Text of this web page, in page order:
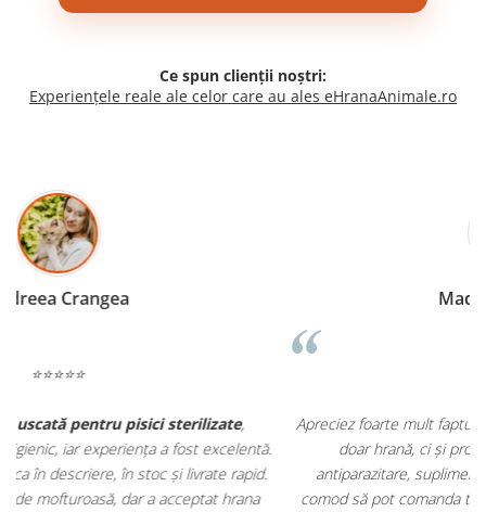
Ce spun clienții noștri:
Experiențele reale ale celor care au ales eHranaAnimale.ro
Apreciez foarte mult faptul că pe ehranaanimale.rogăsesc nu
doar hrană, ci și produse dinfarmacia veterinară:
antiparazitare, suplimente și soluții de îngrijire. Este foarte
comod să pot comanda tot ce am nevoie pentru animalul meu